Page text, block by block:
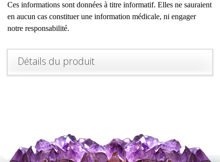
Ces informations sont données à titre informatif. Elles ne sauraient
en aucun cas constituer une information médicale, ni engager
notre responsabilité.
Détails du produit